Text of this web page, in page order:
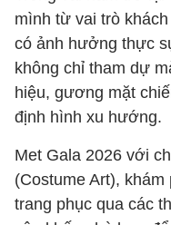
mình từ vai trò
có ảnh hưởng thực
không chỉ tham dự
hiệu, gương mặt
định hình xu hướng.
Met Gala 2026 với
(Costume Art),
trang phục qua các